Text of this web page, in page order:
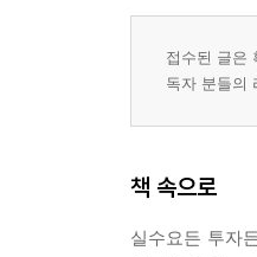
접수된 글은
독자 분들의
책 속으로
실수요든 투자